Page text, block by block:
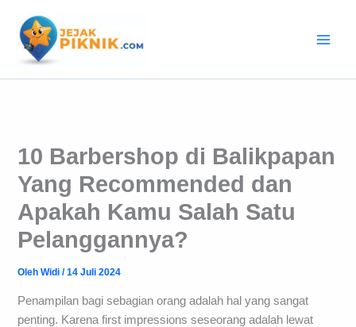
konten
10 Barbershop di Balikpapan
Yang Recommended dan
Apakah Kamu Salah Satu
Pelanggannya?
OlehWidi/14 Juli 2024
Penampilan bagi sebagian orang adalah hal yang sangat
penting. Karena first impressions seseorang adalah lewat